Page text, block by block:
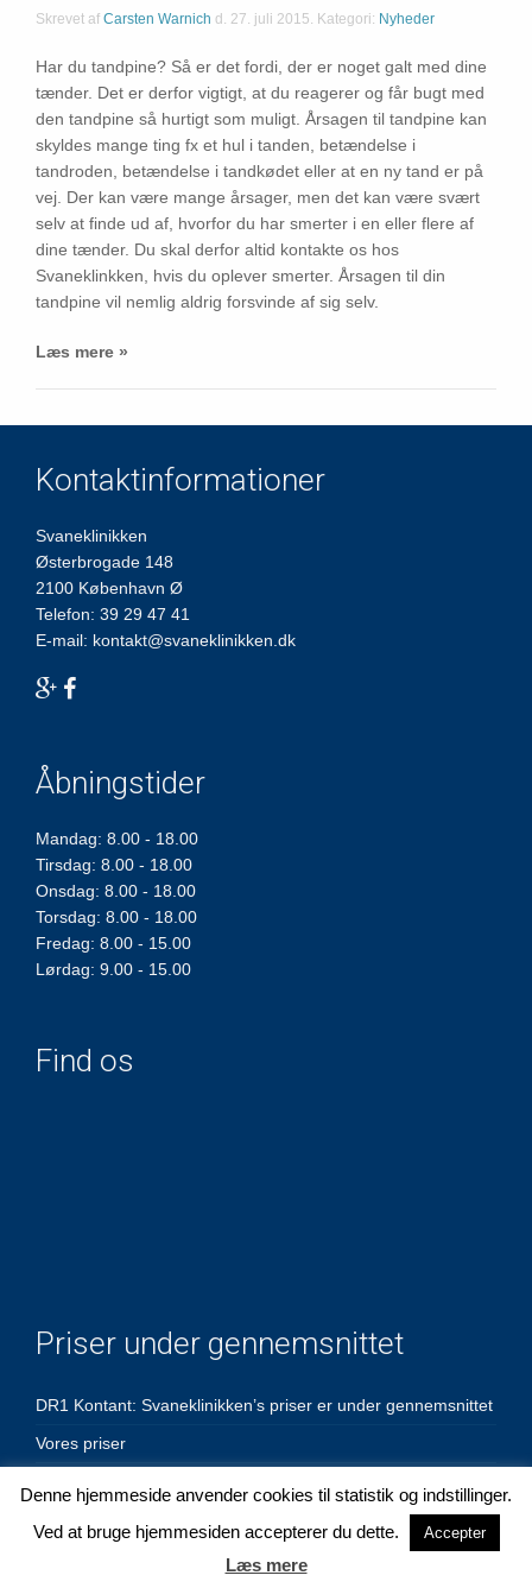
Skrevet af Carsten Warnich d. 27. juli 2015 . Kategori: Nyheder
Har du tandpine? Så er det fordi, der er noget galt med dine
tænder. Det er derfor vigtigt, at du reagerer og får bugt med
den tandpine så hurtigt som muligt. Årsagen til tandpine kan
skyldes mange ting fx et hul i tanden, betændelse i
tandroden, betændelse i tandkødet eller at en ny tand er på
vej. Der kan være mange årsager, men det kan være svært
selv at finde ud af, hvorfor du har smerter i en eller flere af
dine tænder. Du skal derfor altid kontakte os hos
Svaneklinkken, hvis du oplever smerter. Årsagen til din
tandpine vil nemlig aldrig forsvinde af sig selv.
Læs mere »
Kontaktinformationer
Svaneklinikken
Østerbrogade 148
2100 København Ø
Telefon: 39 29 47 41
E-mail: kontakt@svaneklinikken.dk
Åbningstider
Mandag: 8.00 - 18.00
Tirsdag: 8.00 - 18.00
Onsdag: 8.00 - 18.00
Torsdag: 8.00 - 18.00
Fredag: 8.00 - 15.00
Lørdag: 9.00 - 15.00
Find os
Priser under gennemsnittet
DR1 Kontant: Svaneklinikken’s priser er under gennemsnittet
Vores priser
Denne hjemmeside anvender cookies til statistik og indstillinger.
Ved at bruge hjemmesiden accepterer du dette.
Accepter
Læs mere